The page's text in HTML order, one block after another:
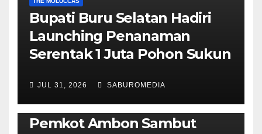
Bupati Buru Selatan Hadiri
Launching Penanaman
Serentak 1 Juta Pohon Sukun
JUL 31, 2026 SABUROMEDIA
AMBON METRO JURNALISME AKTIVIS
POLITIK & PEMERINTAHAN
Pemkot Ambon Sambut